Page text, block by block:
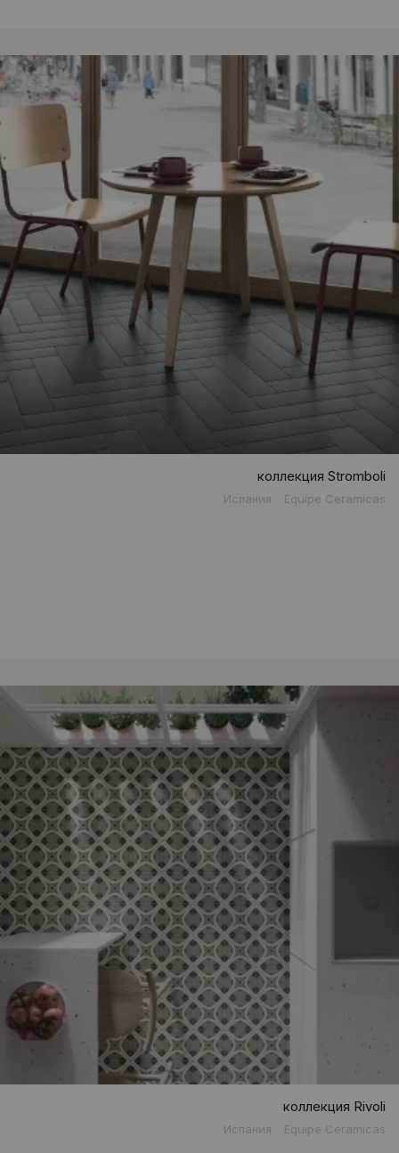
коллекция Stromboli
Испания Equipe Ceramicas
коллекция Rivoli
Испания Equipe Ceramicas